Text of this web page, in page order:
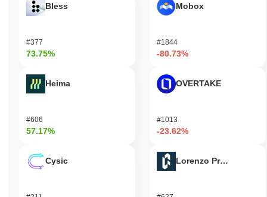
Bless
#377
73.75%
Heima
#606
57.17%
Cysic
Mobox
#1844
-80.73%
OVERTAKE
#1013
-23.62%
Lorenzo Protocol